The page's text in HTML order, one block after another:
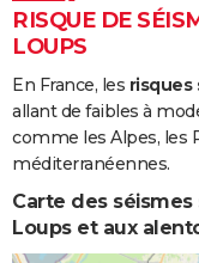
RISQUE DE
LOUPS
En France, les risques
allant de faibles à
comme les Alpes, les
méditerranéennes.
Carte des
Loups et aux